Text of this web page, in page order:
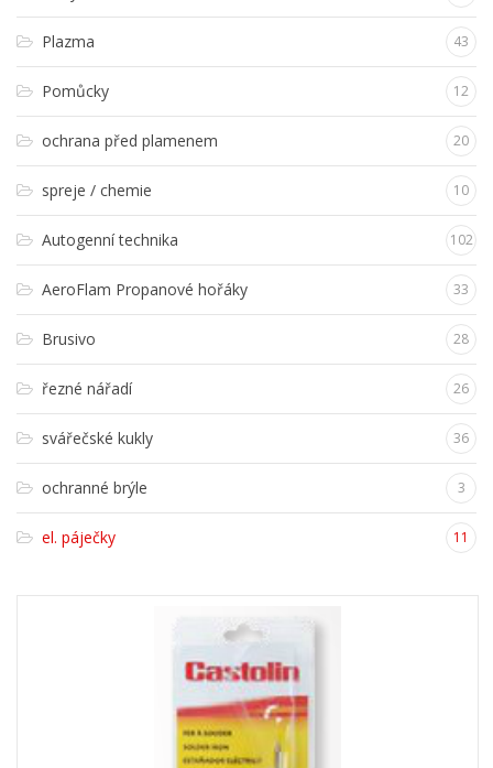
Plazma 43
Pomůcky 12
ochrana před plamenem 20
spreje / chemie 10
Autogenní technika 102
AeroFlam Propanové hořáky 33
Brusivo 28
řezné nářadí 26
svářečské kukly 36
ochranné brýle 3
el. páječky 11